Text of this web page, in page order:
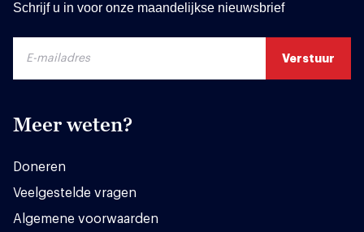
Schrijf u in voor onze maandelijkse nieuwsbrief
Meer weten?
Doneren
Veelgestelde vragen
Algemene voorwaarden